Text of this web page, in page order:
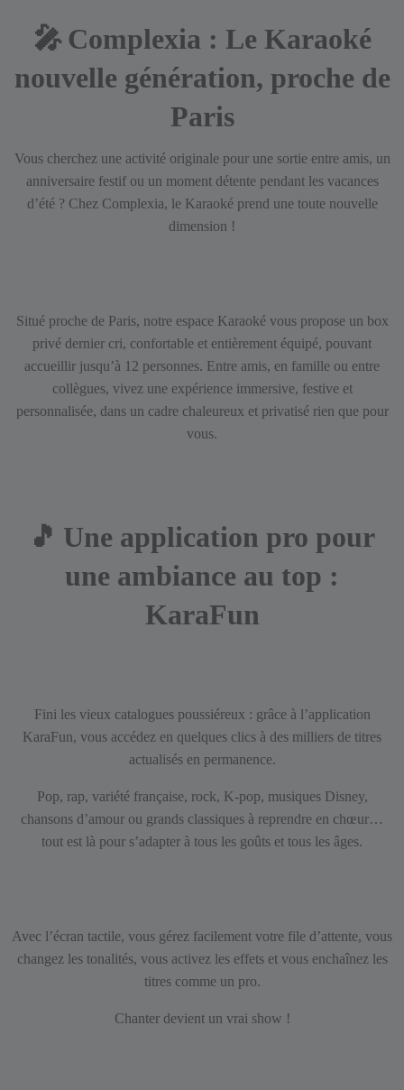
🎤Complexia : Le Karaoké
nouvelle génération, proche de
Paris
Vous cherchez une activité originale pour une sortie entre amis, un
anniversaire festif ou un moment détente pendant les vacances
d’été ? Chez Complexia, le Karaoké prend une toute nouvelle
dimension !
Situé proche de Paris, notre espace Karaoké vous propose un box
privé dernier cri, confortable et entièrement équipé, pouvant
accueillir jusqu’à 12 personnes. Entre amis, en famille ou entre
collègues, vivez une expérience immersive, festive et
personnalisée, dans un cadre chaleureux et privatisé rien que pour
vous.
🎵 Une application pro pour
une ambiance au top :
KaraFun
Fini les vieux catalogues poussiéreux : grâce à l’application
KaraFun, vous accédez en quelques clics à des milliers de titres
actualisés en permanence.
Pop, rap, variété française, rock, K-pop, musiques Disney,
chansons d’amour ou grands classiques à reprendre en chœur…
tout est là pour s’adapter à tous les goûts et tous les âges.
Avec l’écran tactile, vous gérez facilement votre file d’attente, vous
changez les tonalités, vous activez les effets et vous enchaînez les
titres comme un pro.
Chanter devient un vrai show !